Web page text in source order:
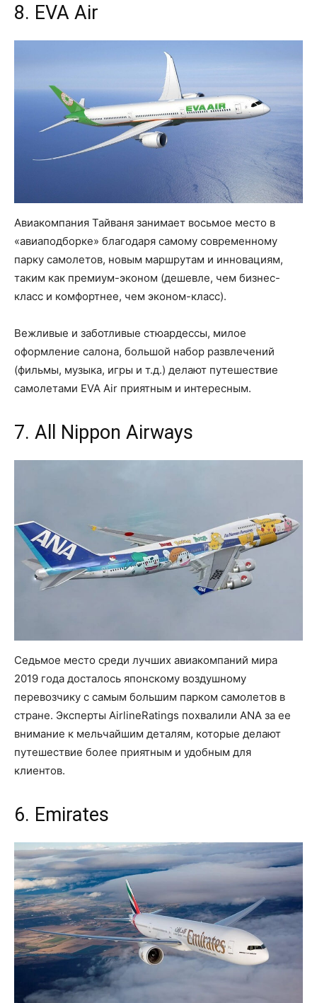
8. EVA Air
Авиакомпания Тайваня занимает восьмое место в
«авиаподборке» благодаря самому современному
парку самолетов, новым маршрутам и инновациям,
таким как премиум-эконом (дешевле, чем бизнес-
класс и комфортнее, чем эконом-класс).
Вежливые и заботливые стюардессы, милое
оформление салона, большой набор развлечений
(фильмы, музыка, игры и т.д.) делают путешествие
самолетами EVA Air приятным и интересным.
7. All Nippon Airways
Седьмое место среди лучших авиакомпаний мира
2019 года досталось японскому воздушному
перевозчику с самым большим парком самолетов в
стране. Эксперты AirlineRatings похвалили ANA за ее
внимание к мельчайшим деталям, которые делают
путешествие более приятным и удобным для
клиентов.
6. Emirates